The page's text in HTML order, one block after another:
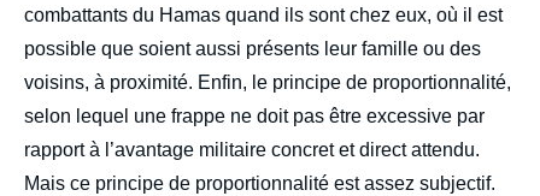
combattants du Hamas quand ils sont chez eux, où il est
possible que soient aussi présents leur famille ou des
voisins, à proximité. Enfin, le principe de proportionnalité,
selon lequel une frappe ne doit pas être excessive par
rapport à l’avantage militaire concret et direct attendu.
Mais ce principe de proportionnalité est assez subjectif.